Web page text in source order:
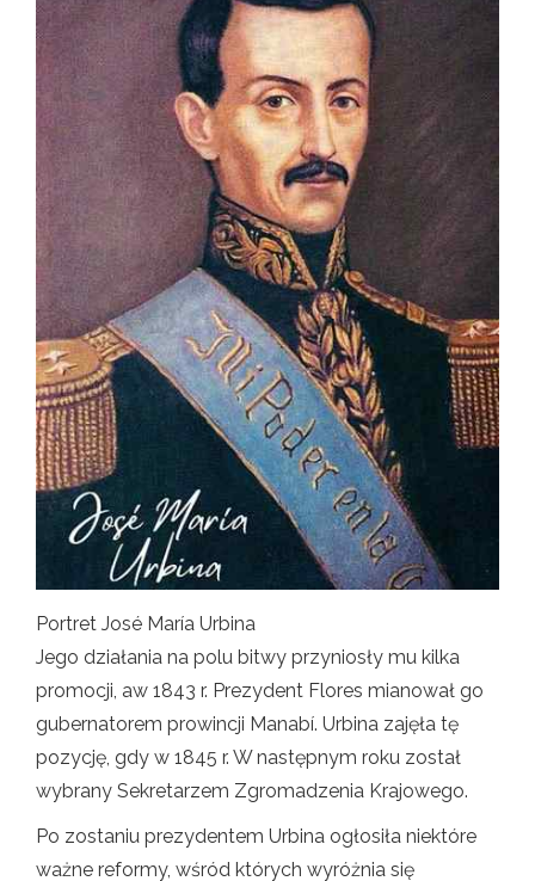
Portret José María Urbina
Jego działania na polu bitwy przyniosły mu kilka
promocji, aw 1843 r. Prezydent Flores mianował go
gubernatorem prowincji Manabí. Urbina zajęła tę
pozycję, gdy w 1845 r. W następnym roku został
wybrany Sekretarzem Zgromadzenia Krajowego.
Po zostaniu prezydentem Urbina ogłosiła niektóre
ważne reformy, wśród których wyróżnia się